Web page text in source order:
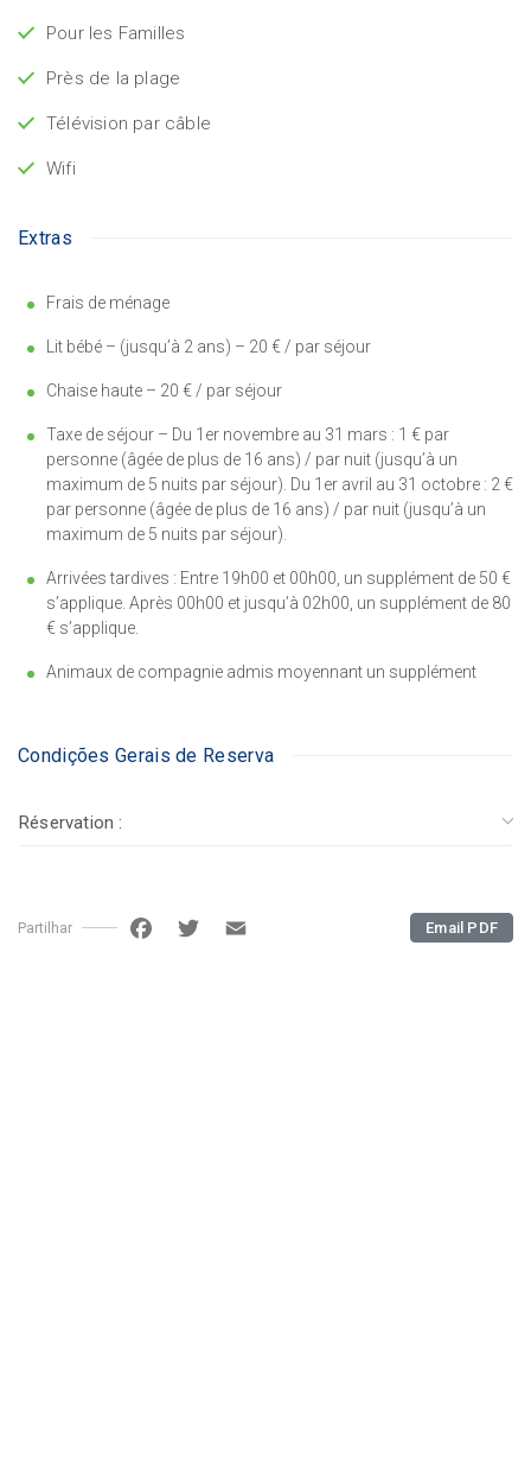
Pour les Familles
Près de la plage
Télévision par câble
Wifi
Extras
Frais de ménage
Lit bébé – (jusqu’à 2 ans) – 20 € / par séjour
Chaise haute – 20 € / par séjour
Taxe de séjour – Du 1er novembre au 31 mars : 1 € par
personne (âgée de plus de 16 ans) / par nuit (jusqu’à un
maximum de 5 nuits par séjour). Du 1er avril au 31 octobre : 2 €
par personne (âgée de plus de 16 ans) / par nuit (jusqu’à un
maximum de 5 nuits par séjour).
Arrivées tardives : Entre 19h00 et 00h00, un supplément de 50 €
s’applique. Après 00h00 et jusqu’à 02h00, un supplément de 80
€ s’applique.
Animaux de compagnie admis moyennant un supplément
Condições Gerais de Reserva
Réservation :
PartilharFacebook
Twitter
Email Email PDF